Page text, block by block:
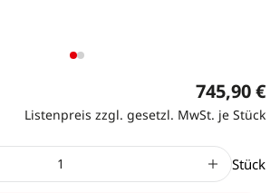
745,90 €
Listenpreis zzgl. gesetzl. MwSt. je Stück
Stück